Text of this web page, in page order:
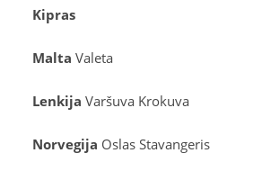
Kipras
Malta Valeta
Lenkija Varšuva Krokuva
Norvegija Oslas Stavangeris